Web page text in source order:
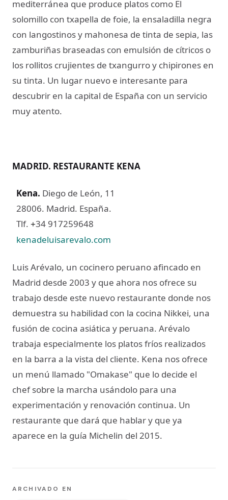
mediterránea que produce platos como El
solomillo con txapella de foie, la ensaladilla negra
con langostinos y mahonesa de tinta de sepia, las
zamburiñas braseadas con emulsión de cítricos o
los rollitos crujientes de txangurro y chipirones en
su tinta. Un lugar nuevo e interesante para
descubrir en la capital de España con un servicio
muy atento.
MADRID. RESTAURANTE KENA
Kena. Diego de León, 11
28006. Madrid. España.
Tlf. +34 917259648
kenadeluisarevalo.com
Luis Arévalo, un cocinero peruano afincado en
Madrid desde 2003 y que ahora nos ofrece su
trabajo desde este nuevo restaurante donde nos
demuestra su habilidad con la cocina Nikkei, una
fusión de cocina asiática y peruana. Arévalo
trabaja especialmente los platos fríos realizados
en la barra a la vista del cliente. Kena nos ofrece
un menú llamado "Omakase" que lo decide el
chef sobre la marcha usándolo para una
experimentación y renovación continua. Un
restaurante que dará que hablar y que ya
aparece en la guía Michelin del 2015.
ARCHIVADO EN